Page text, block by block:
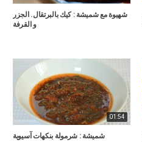
شهيوة مع شميشة : كيك بالبرتقال. الجزر
و القرفة
01:54
شميشة : شرمولة بنكهات آسيوية